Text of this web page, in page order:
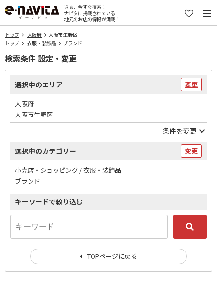
さぁ、今すぐ検索！
ナビタに掲載されている
地元のお店の情報が満載！
トップ 大阪府
大阪市生野区
トップ
衣服・装飾品 ブランド
検索条件 設定・変更
選択中のエリア 変更
大阪府
大阪市生野区
条件を変更
選択中のカテゴリー 変更
小売店・ショッピング / 衣服・装飾品
ブランド
キーワードで絞り込む
TOPページに戻る